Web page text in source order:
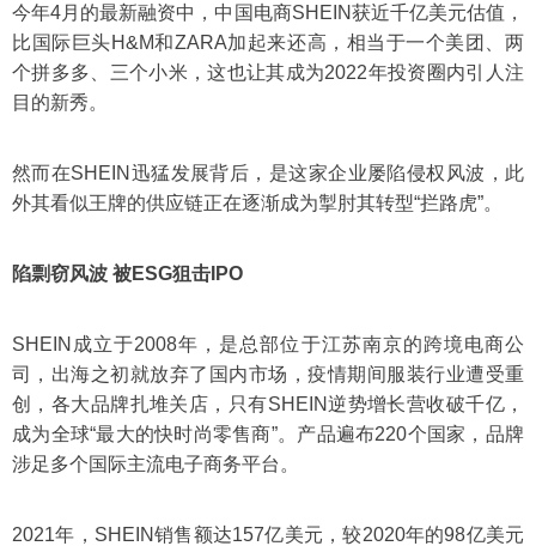
今年4月的最新融资中，中国电商SHEIN获近千亿美元估值，
比国际巨头H&M和ZARA加起来还高，相当于一个美团、两
个拼多多、三个小米，这也让其成为2022年投资圈内引人注
目的新秀。
然而在SHEIN迅猛发展背后，是这家企业屡陷侵权风波，此
外其看似王牌的供应链正在逐渐成为掣肘其转型“拦路虎”。
陷剽窃风波 被ESG狙击IPO
SHEIN成立于2008年，是总部位于江苏南京的跨境电商公
司，出海之初就放弃了国内市场，疫情期间服装行业遭受重
创，各大品牌扎堆关店，只有SHEIN逆势增长营收破千亿，
成为全球“最大的快时尚零售商”。产品遍布220个国家，品牌
涉足多个国际主流电子商务平台。
2021年，SHEIN销售额达157亿美元，较2020年的98亿美元